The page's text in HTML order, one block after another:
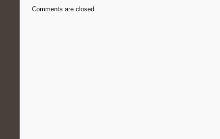
Comments are closed.